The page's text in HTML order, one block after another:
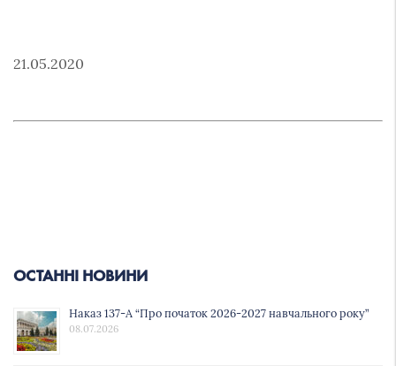
21.05.2020
ОСТАННІ НОВИНИ
Наказ 137-А “Про початок 2026-2027 навчального року”
08.07.2026